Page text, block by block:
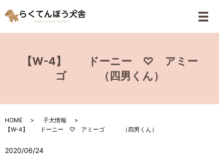
メ
【W-4】 ドーニー ♡ アミー
ゴ （四男くん）
HOME
子犬情報
【W-4】 ドーニー ♡ アミーゴ （四男くん）
2020/06/24